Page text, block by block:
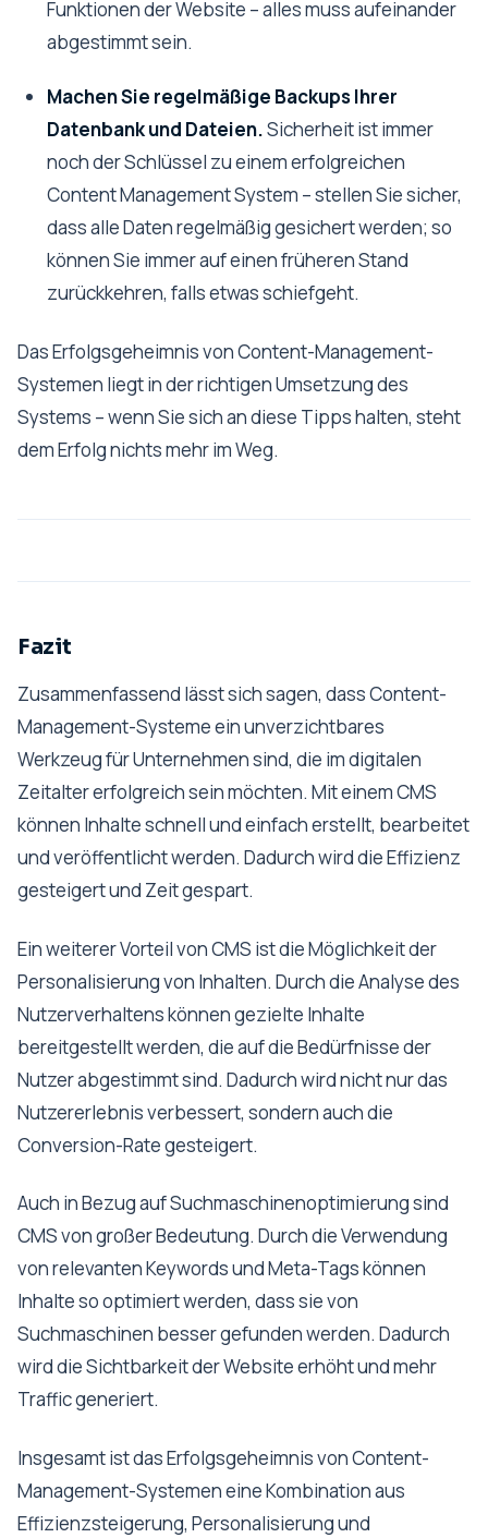
Funktionen der Website – alles muss aufeinander
abgestimmt sein.
Machen Sie regelmäßige Backups Ihrer
Datenbank und Dateien.Sicherheit ist immer
noch der Schlüssel zu einem erfolgreichen
Content Management System – stellen Sie sicher,
dass alle Daten regelmäßig gesichert werden; so
können Sie immer auf einen früheren Stand
zurückkehren, falls etwas schiefgeht.
Das Erfolgsgeheimnis von Content-Management-
Systemen liegt in der richtigen Umsetzung des
Systems – wenn Sie sich an diese Tipps halten, steht
dem Erfolg nichts mehr im Weg.
Fazit
Zusammenfassend lässt sich sagen, dass Content-
Management-Systeme ein unverzichtbares
Werkzeug für Unternehmen sind, die im digitalen
Zeitalter erfolgreich sein möchten. Mit einem CMS
können Inhalte schnell und einfach erstellt, bearbeitet
und veröffentlicht werden. Dadurch wird die Effizienz
gesteigert und Zeit gespart.
Ein weiterer Vorteil von CMS ist die Möglichkeit der
Personalisierung von Inhalten. Durch die Analyse des
Nutzerverhaltens können gezielte Inhalte
bereitgestellt werden, die auf die Bedürfnisse der
Nutzer abgestimmt sind. Dadurch wird nicht nur das
Nutzererlebnis verbessert, sondern auch die
Conversion-Rate gesteigert.
Auch in Bezug auf Suchmaschinenoptimierung sind
CMS von großer Bedeutung. Durch die Verwendung
von relevanten Keywords und Meta-Tags können
Inhalte so optimiert werden, dass sie von
Suchmaschinen besser gefunden werden. Dadurch
wird die Sichtbarkeit der Website erhöht und mehr
Traffic generiert.
Insgesamt ist das Erfolgsgeheimnis von Content-
Management-Systemen eine Kombination aus
Effizienzsteigerung, Personalisierung und